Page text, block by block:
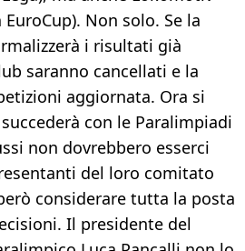
Non solo. Se la
i risultati già
saranno cancellati e la
aggiornata. Ora si
con le Paralimpiadi
non dovrebbero esserci
del loro comitato
considerare tutta la posta
Il presidente del